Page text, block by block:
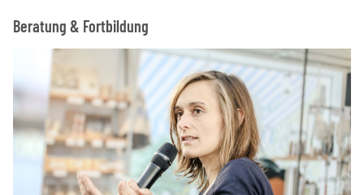
Beratung & Fortbildung